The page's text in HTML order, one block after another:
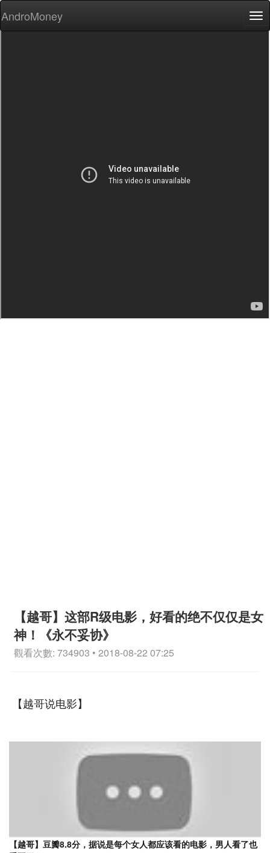
AndroMoney
【越哥】这部R级电影，好看的绝不仅仅是女
神！《永不妥协》
觀看次數: 734903 • 2018-08-22 07:25
【越哥说电影】
【越哥】豆瓣8.8分，据说是每个女人都应该看的电影，男人看了也